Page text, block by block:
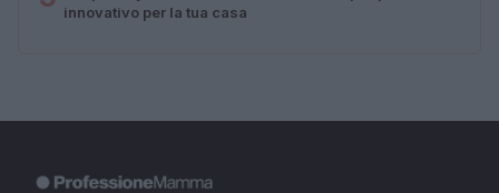
innovativo per la tua casa